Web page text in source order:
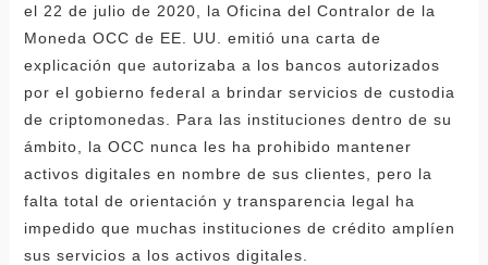
el 22 de julio de 2020, la Oficina del Contralor de la
Moneda OCC de EE. UU. emitió una carta de
explicación que autorizaba a los bancos autorizados
por el gobierno federal a brindar servicios de custodia
de criptomonedas. Para las instituciones dentro de su
ámbito, la OCC nunca les ha prohibido mantener
activos digitales en nombre de sus clientes, pero la
falta total de orientación y transparencia legal ha
impedido que muchas instituciones de crédito amplíen
sus servicios a los activos digitales.